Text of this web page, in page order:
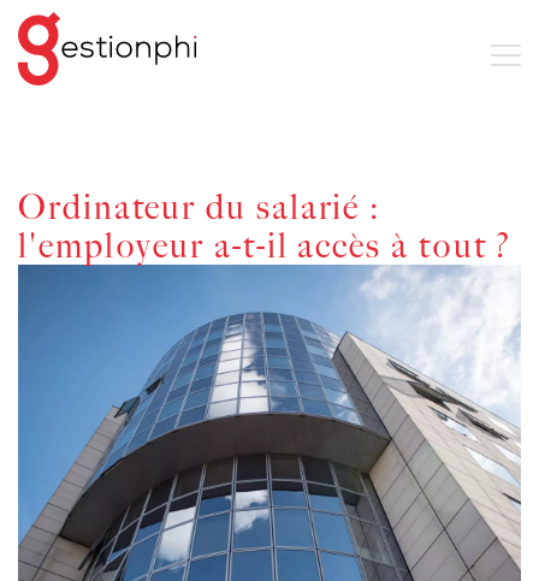
Ordinateur du salarié :
l'employeur a-t-il accès à tout ?